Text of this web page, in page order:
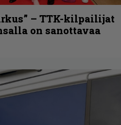
– TTK-kilpailijat
on sanottavaa